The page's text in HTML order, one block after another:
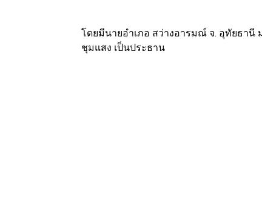
โดยมีนายอำเภอ สว่างอารมณ์ จ. อุทัยธานี
ชุมแสง เป็นประธาน